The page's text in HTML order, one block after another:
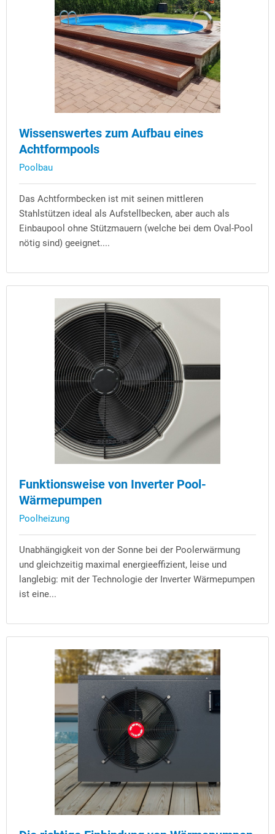
Wissenswertes zum Aufbau eines
Achtformpools
Poolbau
Das Achtformbecken ist mit seinen mittleren
Stahlstützen ideal als Aufstellbecken, aber auch als
Einbaupool ohne Stützmauern (welche bei dem Oval-Pool
nötig sind) geeignet....
Funktionsweise von Inverter Pool-
Wärmepumpen
Poolheizung
Unabhängigkeit von der Sonne bei der Poolerwärmung
und gleichzeitig maximal energieeffizient, leise und
langlebig: mit der Technologie der Inverter Wärmepumpen
ist eine...